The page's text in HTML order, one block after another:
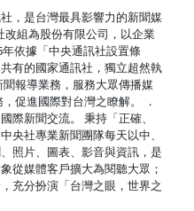
，是台灣最具影響力的新聞媒
組為股份有限公司，以企業
依據「中央通訊社設置條
有的國家通訊社，獨立超然執
報導業務，服務大眾傳播媒
促進國際對台灣之瞭解。 ．
際新聞交流。 秉持「正確、
央社專業新聞團隊每天以中、
照片、圖表、影音與資訊，是
從媒體客戶擴大為閱聽大眾；
充分扮演「台灣之眼，世界之